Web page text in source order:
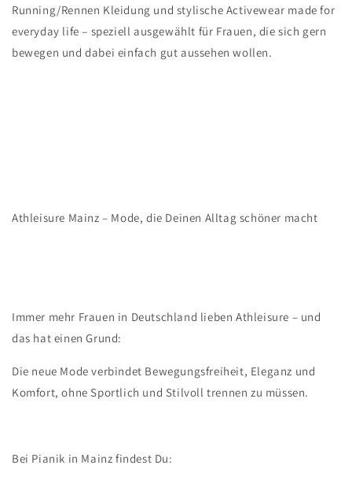
Running/Rennen Kleidung und stylische Activewear made for
everyday life – speziell ausgewählt für Frauen, die sich gern
bewegen und dabei einfach gut aussehen wollen.
Athleisure Mainz – Mode, die Deinen Alltag schöner macht
Immer mehr Frauen in Deutschland lieben Athleisure – und
das hat einen Grund:
Die neue Mode verbindet Bewegungsfreiheit, Eleganz und
Komfort, ohne Sportlich und Stilvoll trennen zu müssen.
Bei Pianik in Mainz findest Du: